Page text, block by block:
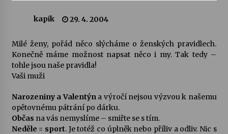
Vernisáž výstavy Josefíny Duškové: Stávám se
kapkou
Veselí muzikanti
Pozvánka na integrační festival Quijotova
šedesátka: 28. 7.–1. 8. 2026
28. 7. 2026
kapik 29. 4. 2004
Milé ženy, pořád něco slýcháme o ženských pravidlech.
Konečně máme možnost napsat něco i my. Tak tedy –
tohle jsou naše pravidla!
Vaši muži
Narozeniny a Valentýna výročí nejsou výzvou k našemu
opětovnému pátrání po dárku.
Občas na vás nemyslíme – smiřte se s tím.
Neděle = sport. Je totéž co úplněk nebo příliv a odliv. Nic s